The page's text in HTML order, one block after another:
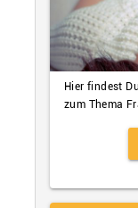
Hier findest
zum Thema